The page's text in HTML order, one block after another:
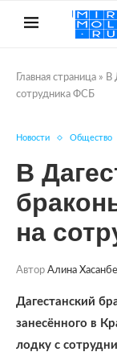
Главная страница » В
сотрудника ФСБ
Новости Общество
В
на
Автор Алина
Дагестанский
занесённого в
лодку с